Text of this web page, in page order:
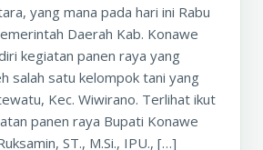
yang mana pada hari ini Rabu
Daerah Kab. Konawe
kegiatan panen raya yang
salah satu kelompok tani yang
Kec. Wiwirano. Terlihat ikut
panen raya Bupati Konawe
ST., M.Si., IPU., […]